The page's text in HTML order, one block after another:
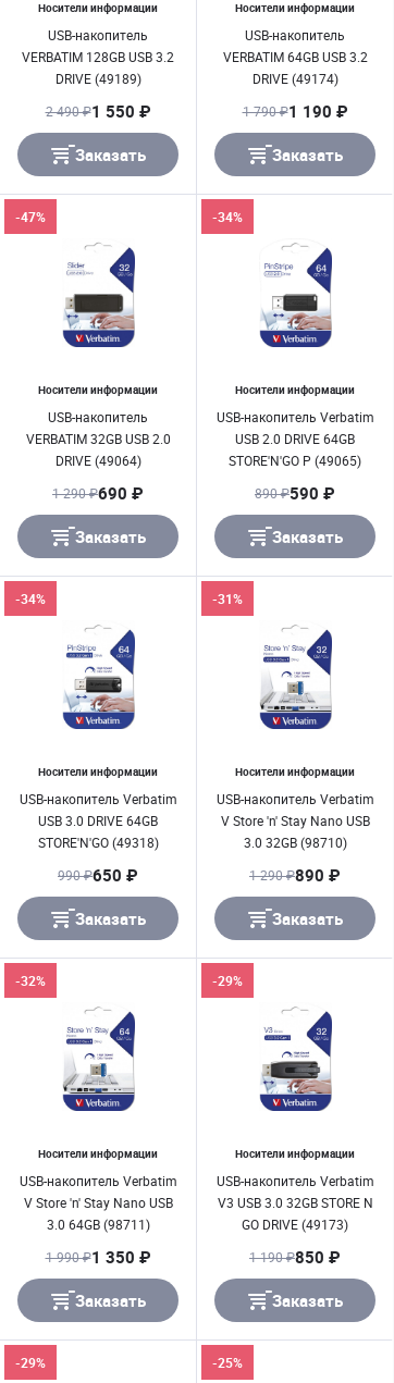
Носители информации
USB-накопитель
VERBATIM 128GB USB 3.2
DRIVE (49189)
2 490 ₽1 550 ₽
Заказать
Носители информации
USB-накопитель
VERBATIM 64GB USB 3.2
DRIVE (49174)
1 790 ₽1 190 ₽
Заказать
Носители информации
USB-накопитель
VERBATIM 32GB USB 2.0
DRIVE (49064)
-47%
1 290 ₽690 ₽
Заказать
Носители информации
USB-накопитель Verbatim
USB 2.0 DRIVE 64GB
STORE'N'GO P (49065)
-34%
890 ₽590 ₽
Заказать
Носители информации
USB-накопитель Verbatim
USB 3.0 DRIVE 64GB
STORE'N'GO (49318)
-34%
990 ₽650 ₽
Заказать
Носители информации
USB-накопитель Verbatim
V Store 'n' Stay Nano USB
3.0 32GB (98710)
-31%
1 290 ₽890 ₽
Заказать
Носители информации
USB-накопитель Verbatim
V Store 'n' Stay Nano USB
3.0 64GB (98711)
-32%
1 990 ₽1 350 ₽
Заказать
Носители информации
USB-накопитель Verbatim
V3 USB 3.0 32GB STORE N
GO DRIVE (49173)
-29%
1 190 ₽850 ₽
Заказать
-29% -25%